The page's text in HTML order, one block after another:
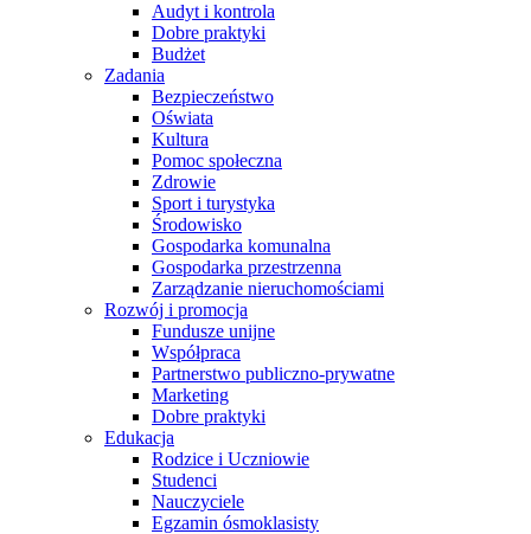
Audyt i kontrola
Dobre praktyki
Budżet
Zadania
Bezpieczeństwo
Oświata
Kultura
Pomoc społeczna
Zdrowie
Sport i turystyka
Środowisko
Gospodarka komunalna
Gospodarka przestrzenna
Zarządzanie nieruchomościami
Rozwój i promocja
Fundusze unijne
Współpraca
Partnerstwo publiczno-prywatne
Marketing
Dobre praktyki
Edukacja
Rodzice i Uczniowie
Studenci
Nauczyciele
Egzamin ósmoklasisty